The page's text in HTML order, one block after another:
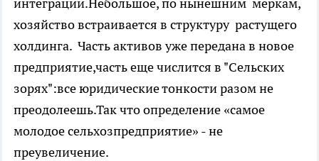
хозяйство встраивается в структуру растущего
холдинга. Часть активов уже передана в новое
предприятие,часть еще числится в "Сельских
зорях":все юридические тонкости разом не
преодолеешь.Так что определение «самое
молодое сельхозпредприятие» - не
преувеличение.